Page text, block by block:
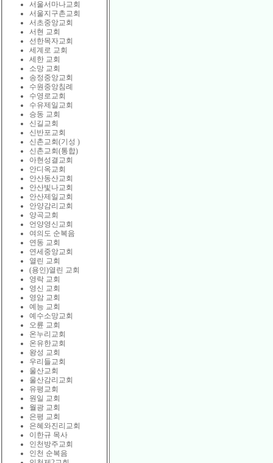
서울서마나교회
서울지구촌교회
서초중앙교회
서현 교회
선한목자교회
세계로 교회
세한 교회
소망 교회
송정중앙교회
수원중앙침례
수영로교회
수유제일교회
승동 교회
신길교회
신반포교회
신촌교회(기성 )
신촌교회(통합)
아현성결교회
안디옥교회
안산동산교회
안산빛나교회
안산제일교회
안양감리교회
양곡교회
언양영신교회
여의도 순복음
연동 교회
연세중앙교회
열린 교회
(용인)열린 교회
영락 교회
영신 교회
영암 교회
예능 교회
예수소망교회
오륜 교회
온누리교회
온유한교회
왕성 교회
우리들교회
울산교회
울산감리교회
유평교회
원일 교회
월광 교회
은평 교회
은혜와진리교회
이한규 목사
인천방주교회
인천 순복음